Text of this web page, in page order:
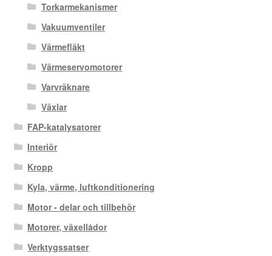
Torkarmekanismer
Vakuumventiler
Värmefläkt
Värmeservomotorer
Varvräknare
Växlar
FAP-katalysatorer
Interiör
Kropp
Kyla, värme, luftkonditionering
Motor - delar och tillbehör
Motorer, växellådor
Verktygssatser